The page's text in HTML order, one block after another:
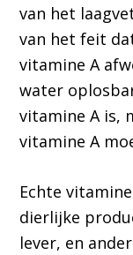
van het
van het feit
vitamine A
water
vitamine A is,
vitamine A
Echte
dierlijke
lever, en